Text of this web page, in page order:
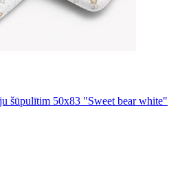
šūpulītim 50x83 "Sweet bear white"